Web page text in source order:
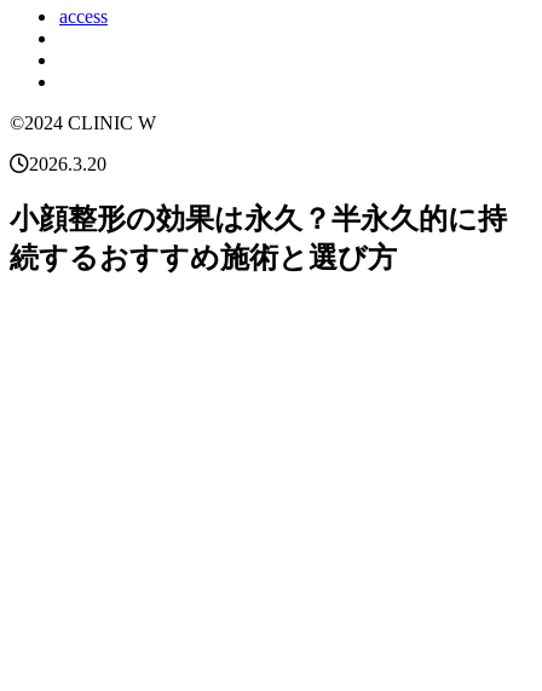
access
©2024 CLINIC W
2026.3.20
小顔整形の効果は永久？半永久的に持
続するおすすめ施術と選び方